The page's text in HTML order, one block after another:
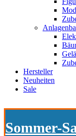
Hersteller
Neuheiten
Sale
Sommer-